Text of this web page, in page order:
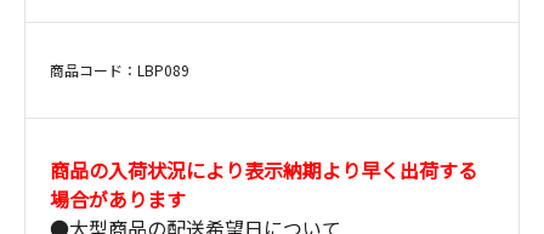
商品コード：LBP089
商品の入荷状況により表示納期より早く出荷する
場合があります